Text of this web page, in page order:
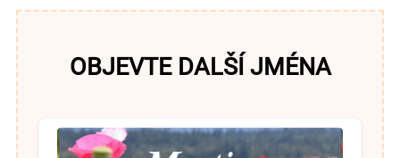
OBJEVTE DALŠÍ JMÉNA